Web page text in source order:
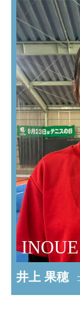
INOUE
井上 果穂